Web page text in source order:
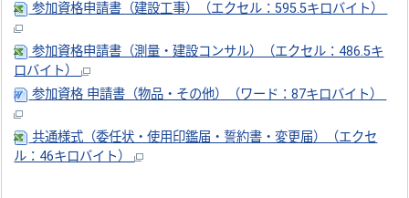
参加資格申請書（建設工事）（エクセル：595.5キロバイト）
参加資格申請書（測量・建設コンサル）（エクセル：486.5キ
ロバイト）
参加資格 申請書（物品・その他）（ワード：87キロバイト）
共通様式（委任状・使用印鑑届・誓約書・変更届）（エクセ
ル：46キロバイト）